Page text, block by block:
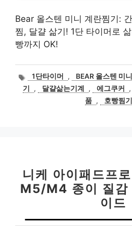
Bear 올스텐 미니 계란찜기:
찜, 달걀 삶기! 1단 타이머로
빵까지 OK!
태
그
1단타이머 , BEAR 올스텐 미
기
, 달걀삶는기계 , 에그쿠커 ,
품 , 호빵찜기
니케 아이패드프
M5/M4 종이 질감
이드